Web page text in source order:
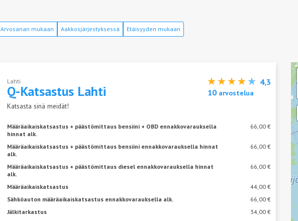
Arvosanan mukaan Aakkosjärjestyksessä Etäisyyden mukaan
Lahti
Q-Katsastus Lahti
Katsasta sinä meidät!
4,3
10 arvostelua
Määräaikaiskatsastus + päästömittaus bensiini + OBD ennakkovarauksella
hinnat alk.
66,00 €
Määräaikaiskatsastus + päästömittaus bensiini ennakkovarauksella hinnat
alk.
66,00 €
Määräaikaiskatsastus + päästömittaus diesel ennakkovarauksella hinnat
alk.
66,00 €
Määräaikaiskatsastus
44,00 €
Sähköauton määräaikaiskatsastus ennakkovarauksella alk.
66,00 €
Jälkitarkastus
34,00 €